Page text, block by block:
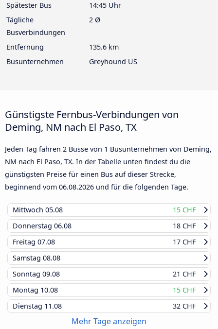
Spätester Bus
14:45 Uhr
Tägliche
Busverbindungen
2 Ø
Entfernung
135.6 km
Busunternehmen
Greyhound US
Günstigste Fernbus-Verbindungen von
Deming, NM nach El Paso, TX
Jeden Tag fahren 2 Busse von 1 Busunternehmen von Deming,
NM nach El Paso, TX. In der Tabelle unten findest du die
günstigsten Preise für einen Bus auf dieser Strecke,
beginnend vom 06.08.2026 und für die folgenden Tage.
Mittwoch 05.08
15 CHF
Donnerstag 06.08
18 CHF
Freitag 07.08
17 CHF
Samstag 08.08
Sonntag 09.08
21 CHF
Montag 10.08
15 CHF
Dienstag 11.08 32 CHF
Mehr Tage anzeigen